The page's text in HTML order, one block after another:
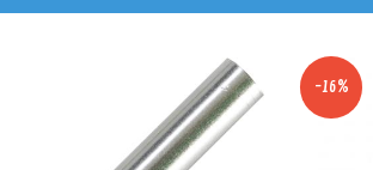
-16%